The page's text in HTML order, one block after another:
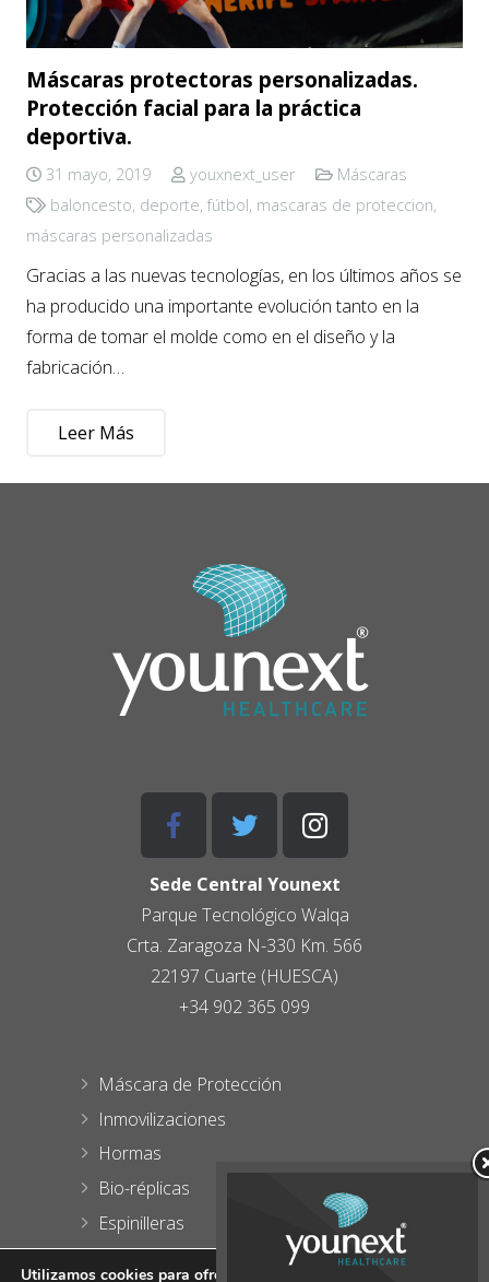
Máscaras protectoras personalizadas.
Protección facial para la práctica
deportiva.
31 mayo, 2019 youxnext_user
Máscaras
baloncesto, deporte, fútbol, mascaras de proteccion,
máscaras personalizadas
Gracias a las nuevas tecnologías, en los últimos años se
ha producido una importante evolución tanto en la
forma de tomar el molde como en el diseño y la
fabricación…
Leer Más
Sede Central Younext
Parque Tecnológico Walqa
Crta. Zaragoza N-330 Km. 566
22197 Cuarte (HUESCA)
+34 902 365 099
Máscara de Protección
Inmovilizaciones
Hormas
Bio-réplicas
Espinilleras
Blog
Utilizamos cookies para ofrecerte la mejor experiencia en